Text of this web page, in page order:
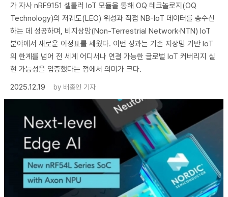
가 자사 nRF9151 셀룰러 IoT 모듈을 통해 OQ 테크놀로지(OQ
Technology)의 저궤도(LEO) 위성과 직접 NB-IoT 데이터를 송수신
하는 데 성공하며, 비지상망(Non-Terrestrial Network·NTN) IoT
분야에서 새로운 이정표를 세웠다. 이번 성과는 기존 지상망 기반 IoT
의 한계를 넘어 전 세계 어디서나 연결 가능한 글로벌 IoT 커버리지 실
현 가능성을 입증했다는 점에서 의미가 크다.
2025.12.19
by 배종인 기자